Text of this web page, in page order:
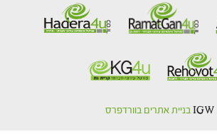
IGW בניית אתרים בוורדפרס